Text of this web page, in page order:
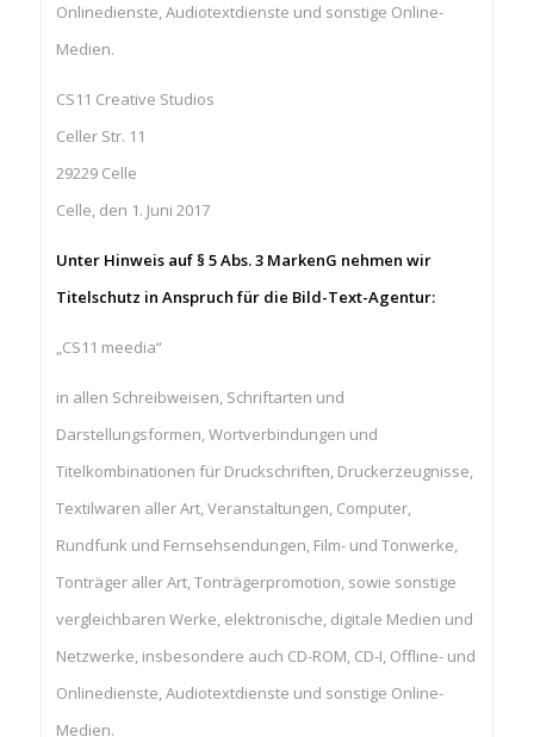
Onlinedienste, Audiotextdienste und sonstige Online-
Medien.
CS11 Creative Studios
Celler Str. 11
29229 Celle
Celle, den 1. Juni 2017
Unter Hinweis auf § 5 Abs. 3 MarkenG nehmen wir
Titelschutz in Anspruch für die Bild-Text-Agentur:
„CS11 meedia“
in allen Schreibweisen, Schriftarten und
Darstellungsformen, Wortverbindungen und
Titelkombinationen für Druckschriften, Druckerzeugnisse,
Textilwaren aller Art, Veranstaltungen, Computer,
Rundfunk und Fernsehsendungen, Film- und Tonwerke,
Tonträger aller Art, Tonträgerpromotion, sowie sonstige
vergleichbaren Werke, elektronische, digitale Medien und
Netzwerke, insbesondere auch CD-ROM, CD-I, Offline- und
Onlinedienste, Audiotextdienste und sonstige Online-
Medien.